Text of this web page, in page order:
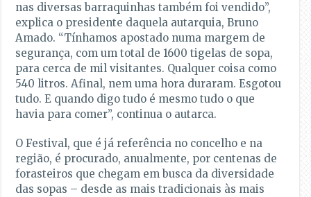
nas diversas barraquinhas também foi vendido”,
explica o presidente daquela autarquia, Bruno
Amado. “Tínhamos apostado numa margem de
segurança, com um total de 1600 tigelas de sopa,
para cerca de mil visitantes. Qualquer coisa como
540 litros. Afinal, nem uma hora duraram. Esgotou
tudo. E quando digo tudo é mesmo tudo o que
havia para comer”, continua o autarca.
O Festival, que é já referência no concelho e na
região, é procurado, anualmente, por centenas de
forasteiros que chegam em busca da diversidade
das sopas – desde as mais tradicionais às mais